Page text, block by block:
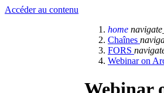
Accéder au contenu
home
Chaînes
FORS
Webinar on